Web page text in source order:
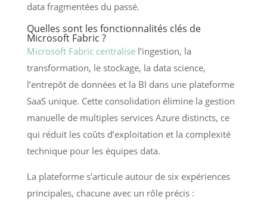
data fragmentées du passé.
Quelles sont les fonctionnalités clés de
Microsoft Fabric ?
Microsoft Fabric centralisel’ingestion, la
transformation, le stockage, la data science,
l’entrepôt de données et la BI dans une plateforme
SaaS unique. Cette consolidation élimine la gestion
manuelle de multiples services Azure distincts, ce
qui réduit les coûts d’exploitation et la complexité
technique pour les équipes data.
La plateforme s’articule autour de six expériences
principales, chacune avec un rôle précis :